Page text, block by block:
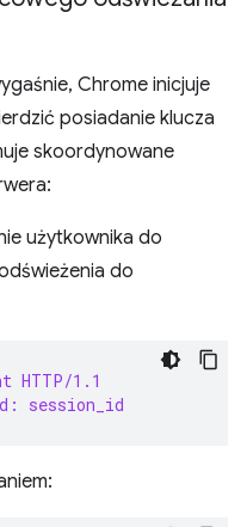
Chrome inicjuje
posiadanie klucza
skoordynowane
użytkownika do
do
HTTP/1.1
session_id